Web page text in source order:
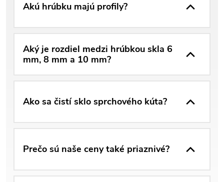
Akú hrúbku majú profily?
Aký je rozdiel medzi hrúbkou skla 6
mm, 8 mm a 10 mm?
Ako sa čistí sklo sprchového kúta?
Prečo sú naše ceny také priaznivé?